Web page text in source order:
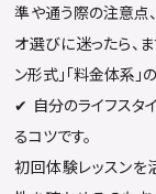
準や通う際の注意点
オ選びに迷ったら、ま
ン形式」「料金体系」
✔︎ 自分のライフスタ
るコツです。
初回体験レッスンを